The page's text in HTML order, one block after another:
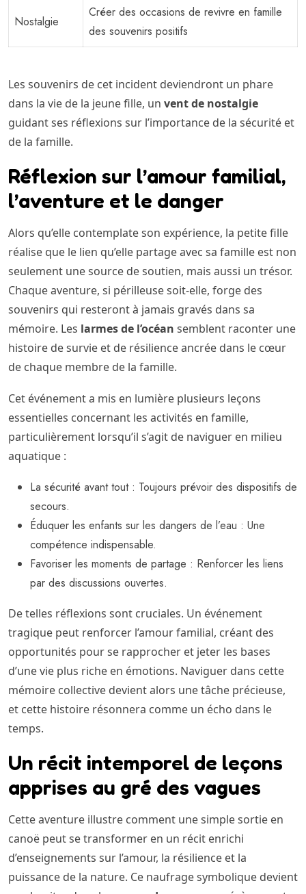
Nostalgie
Créer des occasions de revivre en famille
des souvenirs positifs
Les souvenirs de cet incident deviendront un phare
dans la vie de la jeune fille, un vent de nostalgie
guidant ses réflexions sur l’importance de la sécurité et
de la famille.
Réflexion sur l’amour familial,
l’aventure et le danger
Alors qu’elle contemplate son expérience, la petite fille
réalise que le lien qu’elle partage avec sa famille est non
seulement une source de soutien, mais aussi un trésor.
Chaque aventure, si périlleuse soit-elle, forge des
souvenirs qui resteront à jamais gravés dans sa
mémoire. Les larmes de l’océan semblent raconter une
histoire de survie et de résilience ancrée dans le cœur
de chaque membre de la famille.
Cet événement a mis en lumière plusieurs leçons
essentielles concernant les activités en famille,
particulièrement lorsqu’il s’agit de naviguer en milieu
aquatique :
La sécurité avant tout : Toujours prévoir des dispositifs de
secours.
Éduquer les enfants sur les dangers de l’eau : Une
compétence indispensable.
Favoriser les moments de partage : Renforcer les liens
par des discussions ouvertes.
De telles réflexions sont cruciales. Un événement
tragique peut renforcer l’amour familial, créant des
opportunités pour se rapprocher et jeter les bases
d’une vie plus riche en émotions. Naviguer dans cette
mémoire collective devient alors une tâche précieuse,
et cette histoire résonnera comme un écho dans le
temps.
Un récit intemporel de leçons
apprises au gré des vagues
Cette aventure illustre comment une simple sortie en
canoë peut se transformer en un récit enrichi
d’enseignements sur l’amour, la résilience et la
puissance de la nature. Ce naufrage symbolique devient